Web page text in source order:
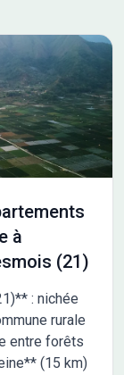
du terrain -
de construction
sélectionné et
prix indiqué par
non contractuels.
logiciel
45 86 23 12 ou
à
(21)
: nichée
rurale
entre forêts
(15 km)